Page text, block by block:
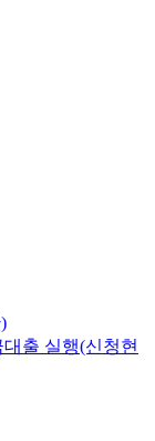
출 실행(신청현